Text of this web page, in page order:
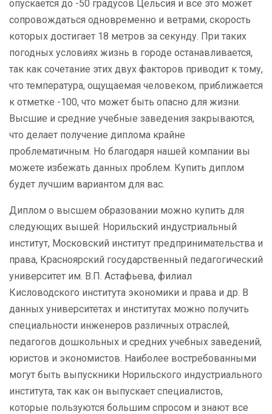
опускается до -50 градусов Цельсия и все это может
сопровождаться одновременно и ветрами, скорость
которых достигает 18 метров за секунду. При таких
погодных условиях жизнь в городе останавливается,
так как сочетание этих двух факторов приводит к тому,
что температура, ощущаемая человеком, приближается
к отметке -100, что может быть опасно для жизни.
Высшие и средние учебные заведения закрываются,
что делает получение диплома крайне
проблематичным. Но благодаря нашей компании вы
можете избежать данных проблем. Купить диплом
будет лучшим вариантом для вас.
Диплом о высшем образовании можно купить для
следующих вышей: Норильский индустриальный
институт, Московский институт предпринимательства и
права, Красноярский государственный педагогический
университет им. В.П. Астафьева, филиал
Кисловодского института экономики и права и др. В
данных университетах и институтах можно получить
специальности инженеров различных отраслей,
педагогов дошкольных и средних учебных заведений,
юристов и экономистов. Наиболее востребованными
могут быть выпускники Норильского индустриального
института, так как он выпускает специалистов,
которые пользуются большим спросом и знают все